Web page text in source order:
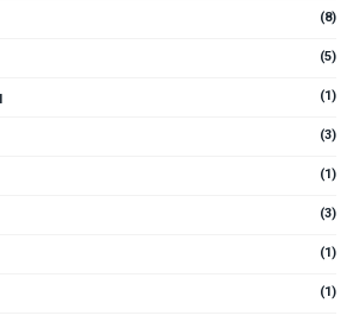
(8)
(5)
(1)
(3)
(1)
(3)
(1)
(1)